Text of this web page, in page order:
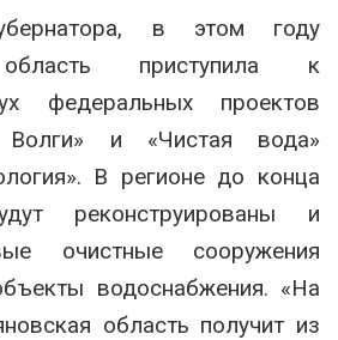
в этом году
приступила к
федеральных проектов
Волги» и «Чистая вода»
В регионе до конца
реконструированы и
очистные сооружения
водоснабжения. «На
область получит из